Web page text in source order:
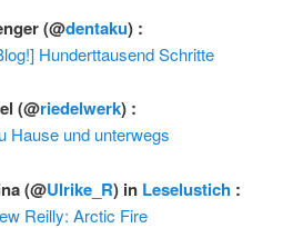
(@dentaku) :
Hunderttausend Schritte
(@riedelwerk) :
Hause und unterwegs
(@Ulrike_R) in Leselustich :
Reilly: Arctic Fire